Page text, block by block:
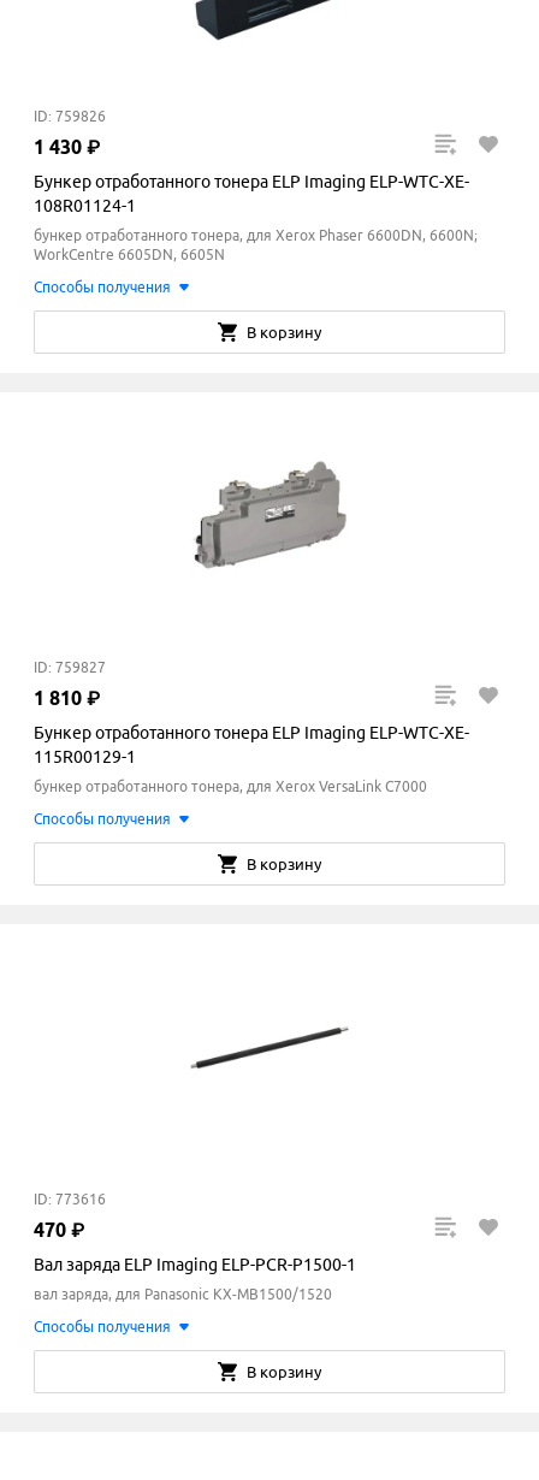
ID: 759826
1 430 ₽
Бункер отработанного тонера ELP Imaging ELP-WTC-XE-
108R01124-1
бункер отработанного тонера, для Xerox Phaser 6600DN, 6600N;
WorkCentre 6605DN, 6605N
Способы получения
В корзину
ID: 759827
1 810 ₽
Бункер отработанного тонера ELP Imaging ELP-WTC-XE-
115R00129-1
бункер отработанного тонера, для Xerox VersaLink C7000
Способы получения
В корзину
ID: 773616
470 ₽
Вал заряда ELP Imaging ELP-PCR-P1500-1
вал заряда, для Panasonic KX-MB1500/1520
Способы получения
В корзину